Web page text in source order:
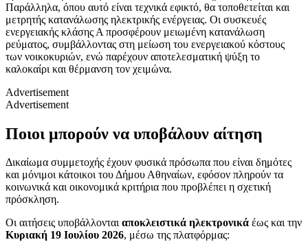
Παράλληλα, όπου αυτό είναι τεχνικά εφικτό, θα τοποθετείται και
μετρητής κατανάλωσης ηλεκτρικής ενέργειας. Οι συσκευές
ενεργειακής κλάσης Α προσφέρουν μειωμένη κατανάλωση
ρεύματος, συμβάλλοντας στη μείωση του ενεργειακού κόστους
των νοικοκυριών, ενώ παρέχουν αποτελεσματική ψύξη το
καλοκαίρι και θέρμανση τον χειμώνα.
Advertisement
Advertisement
Ποιοι μπορούν να υποβάλουν αίτηση
Δικαίωμα συμμετοχής έχουν φυσικά πρόσωπα που είναι δημότες
και μόνιμοι κάτοικοι του Δήμου Αθηναίων, εφόσον πληρούν τα
κοινωνικά και οικονομικά κριτήρια που προβλέπει η σχετική
πρόσκληση.
Οι αιτήσεις υποβάλλονταιαποκλειστικά ηλεκτρονικά έως και την
Κυριακή 19 Ιουλίου 2026, μέσω της πλατφόρμας: